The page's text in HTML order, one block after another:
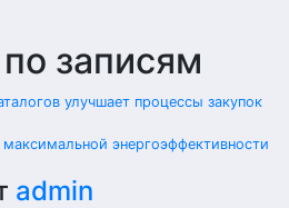
записям
улучшает процессы закупок
энергоэффективности
admin